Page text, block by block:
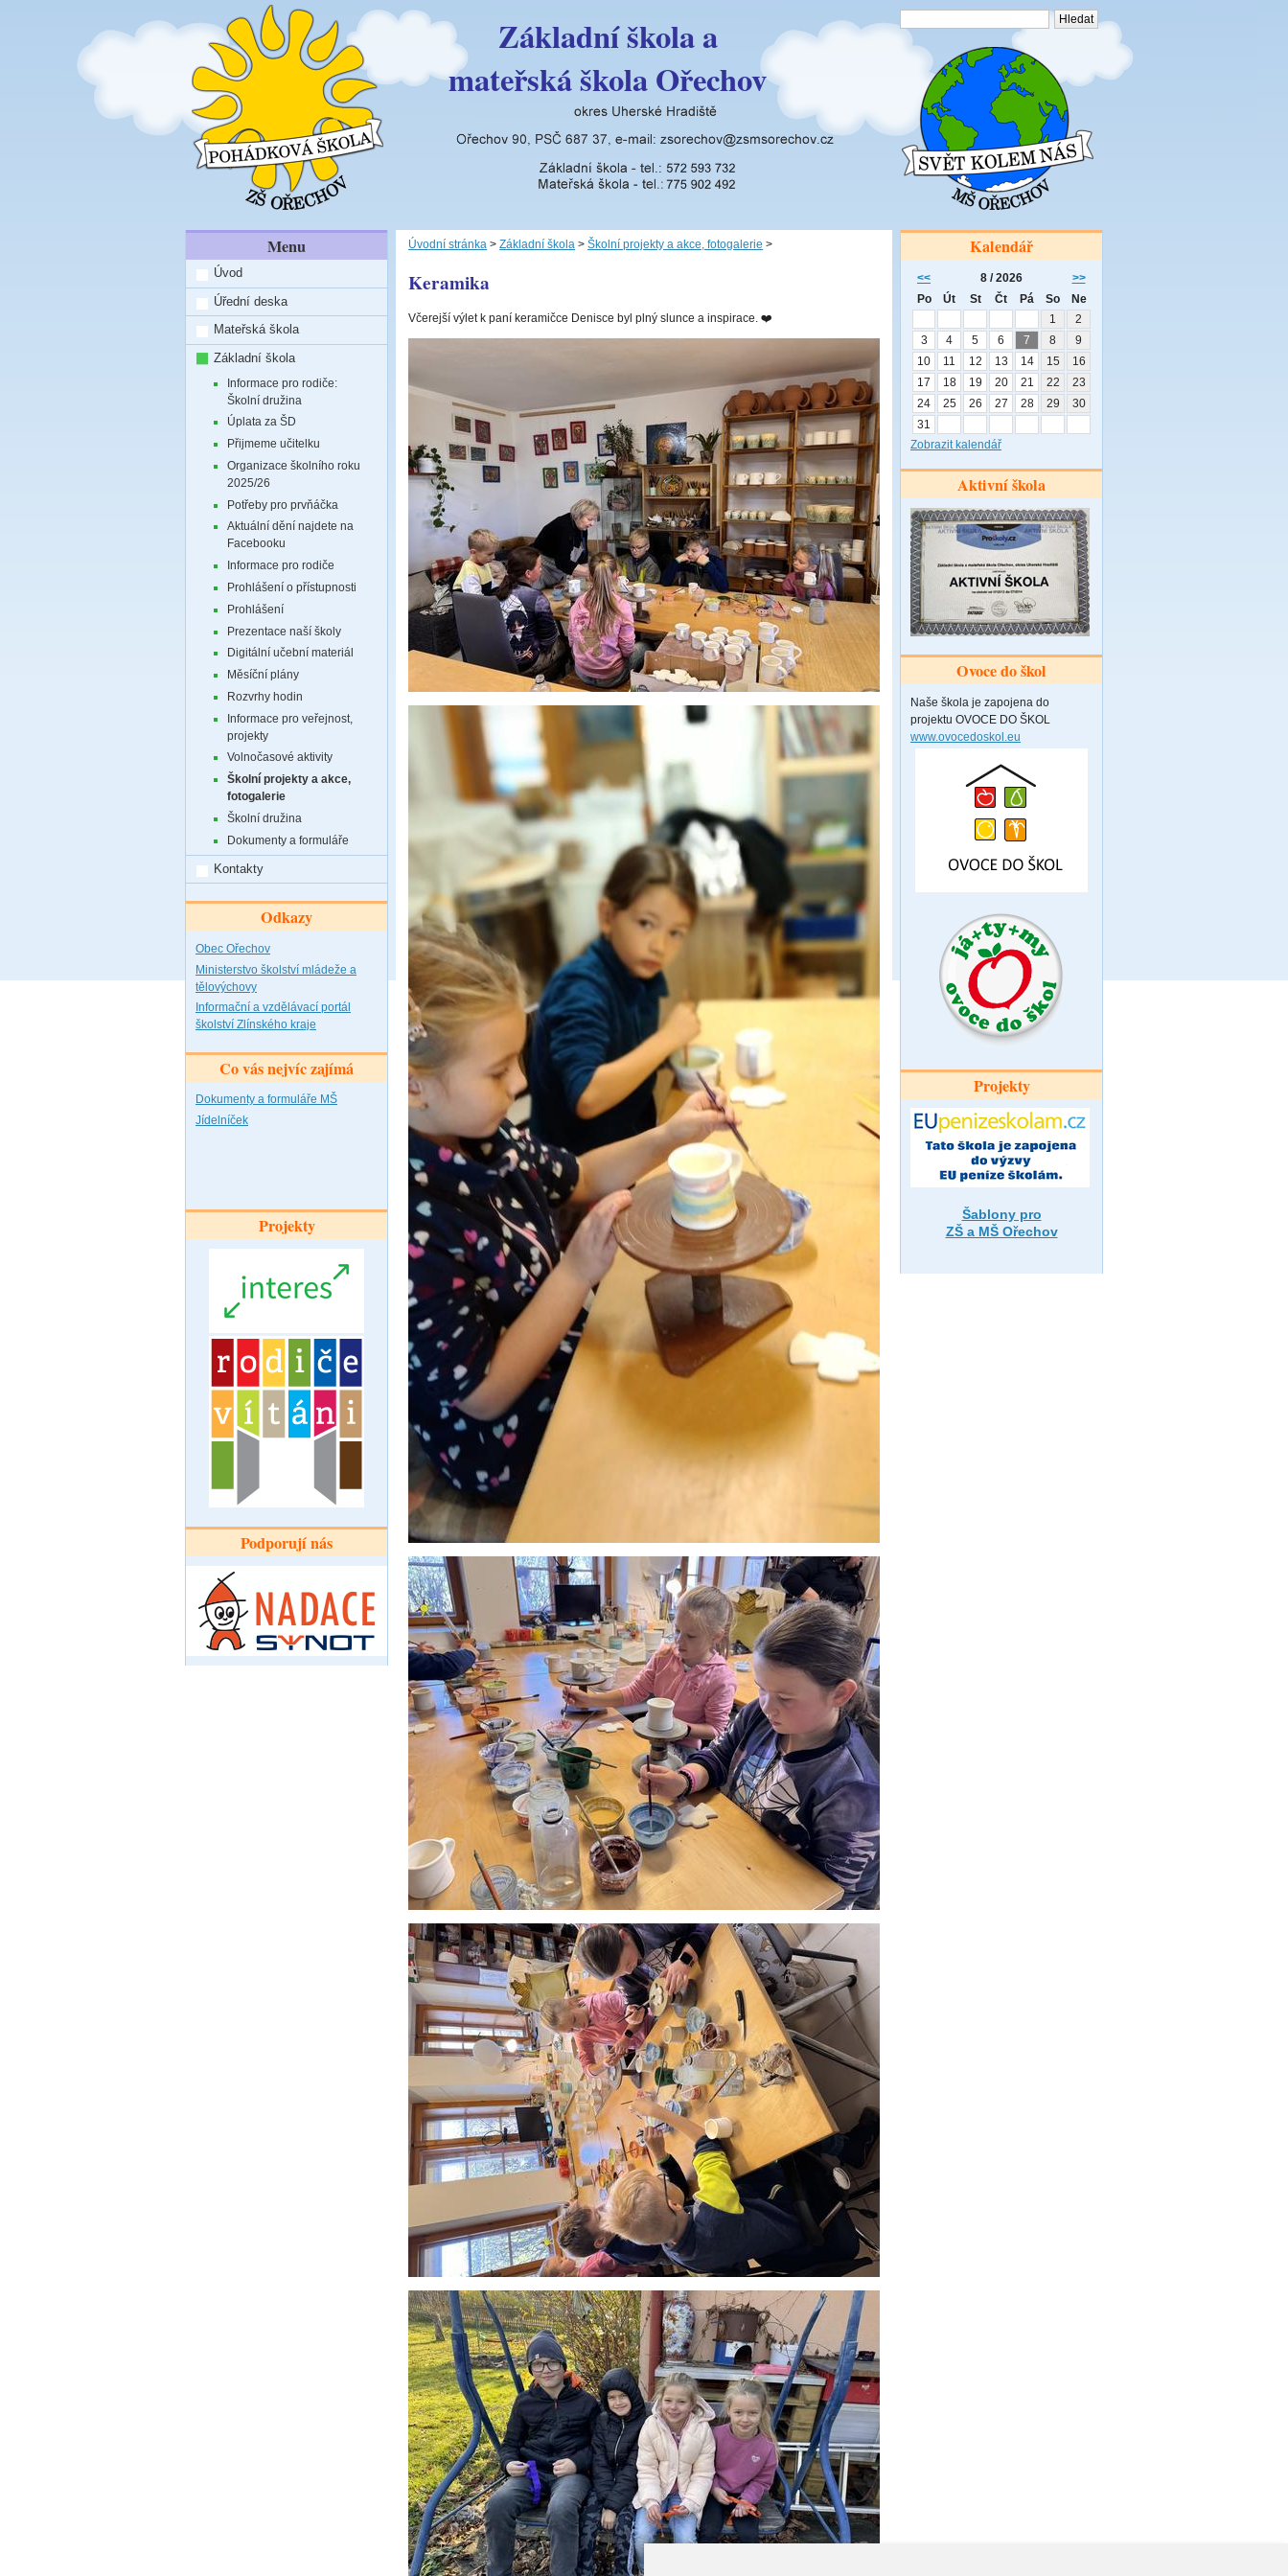
Základní škola a
mateřská škola Ořechov
Kalendář
<< 8 / 2026
>>
Po
Út St Čt Pá So
Ne
1
2
3
4 5 6 7 8
9
10
11 12 13 14 15
16
17
18 19 20 21 22
23
24
25 26 27 28 29
30
31
Zobrazit kalendář
Aktivní škola
Ovoce do škol
Naše škola je zapojena do
projektu OVOCE DO ŠKOL
www.ovocedoskol.eu
Projekty
Šablony pro
ZŠ a MŠ Ořechov
Menu
Úvod
Úřední deska
Mateřská škola
Základní škola
Informace pro rodiče:
Školní družina
Úplata za ŠD
Přijmeme učitelku
Organizace školního roku
2025/26
Potřeby pro prvňáčka
Aktuální dění najdete na
Facebooku
Informace pro rodiče
Prohlášení o přístupnosti
Prohlášení
Prezentace naší školy
Digitální učební materiál
Měsíční plány
Rozvrhy hodin
Informace pro veřejnost,
projekty
Volnočasové aktivity
Školní projekty a akce,
fotogalerie
Školní družina
Dokumenty a formuláře
Kontakty
Odkazy
Obec Ořechov
Ministerstvo školství mládeže a
tělovýchovy
Informační a vzdělávací portál
školství Zlínského kraje
Co vás nejvíc zajímá
Dokumenty a formuláře MŠ
Jídelníček
Projekty
Podporují nás
Úvodní stránka >Základní škola >Školní projekty a akce, fotogalerie >
Keramika
Včerejší výlet k paní keramičce Denisce byl plný slunce a inspirace. ❤️